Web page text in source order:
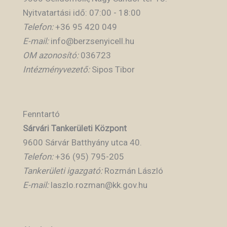
Nyitvatartási idő: 07:00 - 18:00
Telefon:+36 95 420 049
E-mail:info@berzsenyicell.hu
OM azonosító:036723
Intézményvezető:Sipos Tibor
Fenntartó
Sárvári Tankerületi Központ
9600 Sárvár Batthyány utca 40.
Telefon:+36 (95) 795-205
Tankerületi igazgató:Rozmán László
E-mail:laszlo.rozman@kk.gov.hu